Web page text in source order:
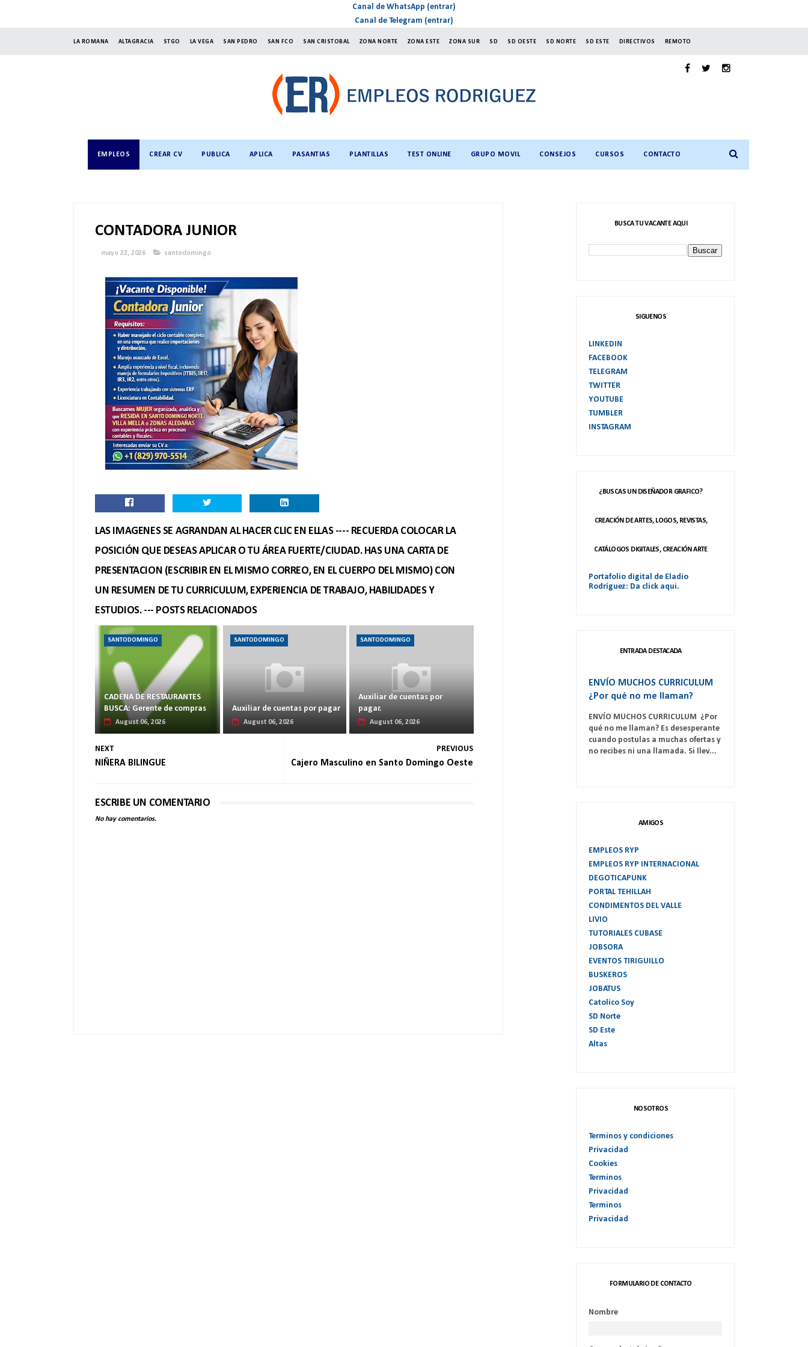
Canal de WhatsApp (entrar)
Canal de Telegram (entrar)
LA ROMANA ALTAGRACIA STGO LA VEGA SAN PEDRO SAN FCO SAN CRISTOBAL ZONA NORTE ZONA ESTE ZONA SUR SD SD OESTE SD NORTE SD ESTE DIRECTIVOS REMOTO
EMPLEOS CREAR CV PUBLICA APLICA PASANTIAS PLANTILLAS TEST ONLINE GRUPO MOVIL CONSEJOS CURSOS CONTACTO
CONTADORA JUNIOR
mayo 22, 2026 santodomingo
LAS IMAGENES SE AGRANDAN AL HACER CLIC EN ELLAS ---- RECUERDA COLOCAR LA
POSICIÓN QUE DESEAS APLICAR O TU ÁREA FUERTE/CIUDAD. HAS UNA CARTA DE
PRESENTACION (ESCRIBIR EN EL MISMO CORREO, EN EL CUERPO DEL MISMO) CON
UN RESUMEN DE TU CURRICULUM, EXPERIENCIA DE TRABAJO, HABILIDADES Y
ESTUDIOS. --- POSTS RELACIONADOS
SANTODOMINGO
CADENA DE RESTAURANTES
BUSCA: Gerente de compras
August 06, 2026
SANTODOMINGO
Auxiliar de cuentas por pagar
August 06, 2026
SANTODOMINGO
Auxiliar de cuentas por
pagar.
August 06, 2026
NEXT
NIÑERA BILINGUE
PREVIOUS
Cajero Masculino en Santo Domingo Oeste
ESCRIBE UN COMENTARIO
No hay comentarios.
BUSCA TU VACANTE AQUI
SIGUENOS
LINKEDIN
FACEBOOK
TELEGRAM
TWITTER
YOUTUBE
TUMBLER
INSTAGRAM
¿BUSCAS UN DISEÑADOR GRAFICO?
CREACIÓN DE ARTES, LOGOS, REVISTAS,
CATÁLOGOS DIGITALES, CREACIÓN ARTE
Portafolio digital de Eladio
Rodríguez: Da click aqui.
ENTRADA DESTACADA
ENVÍO MUCHOS CURRICULUM
¿Por qué no me llaman?
ENVÍO MUCHOS CURRICULUM ¿Por
qué no me llaman? Es desesperante
cuando postulas a muchas ofertas y
no recibes ni una llamada. Si llev...
AMIGOS
EMPLEOS RYP
EMPLEOS RYP INTERNACIONAL
DEGOTICAPUNK
PORTAL TEHILLAH
CONDIMENTOS DEL VALLE
LIVIO
TUTORIALES CUBASE
JOBSORA
EVENTOS TIRIGUILLO
BUSKEROS
JOBATUS
Catolico Soy
SD Norte
SD Este
Altas
NOSOTROS
Terminos y condiciones
Privacidad
Cookies
Terminos
Privacidad
Terminos
Privacidad
FORMULARIO DE CONTACTO
Nombre